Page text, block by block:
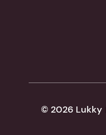
© 2026 Lukky